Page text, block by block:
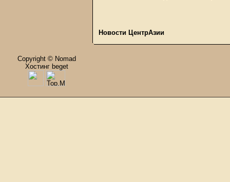
Новости ЦентрАзии
Copyright © Nomad
Хостинг beget